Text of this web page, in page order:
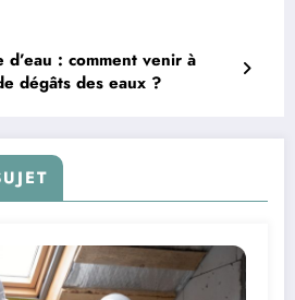
: comment venir à
dégâts des eaux ?